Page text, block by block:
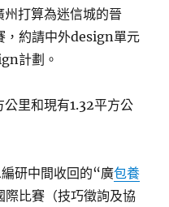
打算為迷信城的晉
，約請中外design單元
計劃。
里和現有1.32平方公
研中間收回的“廣包養
比賽（技巧徵詢及協